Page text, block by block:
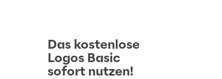
Das kostenlose
Logos Basic
sofort nutzen!